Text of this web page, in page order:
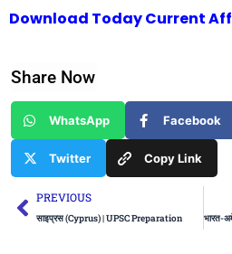
Download Today Current
Share Now
WhatsApp Facebook
Twitter Copy Link
Prev
PREVIOUS
साइप्रस (Cyprus) | UPSC Preparation